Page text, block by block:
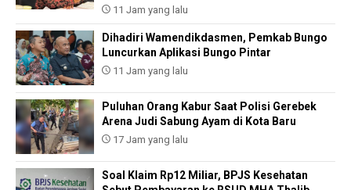
11 Jam yang lalu
Dihadiri Wamendikdasmen, Pemkab Bungo
Luncurkan Aplikasi Bungo Pintar
11 Jam yang lalu
Puluhan Orang Kabur Saat Polisi Gerebek
Arena Judi Sabung Ayam di Kota Baru
17 Jam yang lalu
Soal Klaim Rp12 Miliar, BPJS Kesehatan